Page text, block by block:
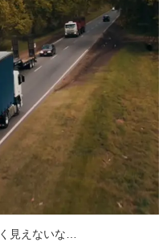
見えないな…